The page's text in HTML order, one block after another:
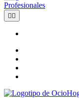
Profesionales
 